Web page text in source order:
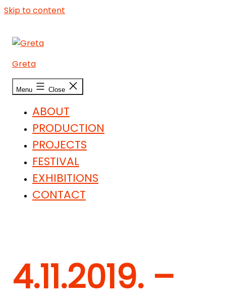
Skip to content
Greta
Menu Close
ABOUT
PRODUCTION
PROJECTS
FESTIVAL
EXHIBITIONS
CONTACT
4.11.2019. –